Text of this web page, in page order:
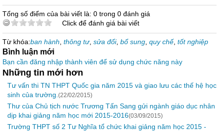
Tổng số điểm của bài viết là: 0 trong 0 đánh giá
Click để đánh giá bài viết
Từ khóa:ban hành thông tư, sửa đổi, bổ sung quy chế, tốt nghiệp
Bình luận mới
Bạn cần đăng nhập thành viên để sử dụng chức năng này
Những tin mới hơn
Tư vấn thi TN THPT Quốc gia năm 2015 và giao lưu các thế hệ học
sinh của trường. (22/02/2015)
Thư của Chủ tịch nước Trương Tấn Sang gửi ngành giáo dục nhân
dịp khai giảng năm học mới 2015-2016(03/09/2015)
Trường THPT số 2 Tư Nghĩa tổ chức khai giảng năm học 2015 -